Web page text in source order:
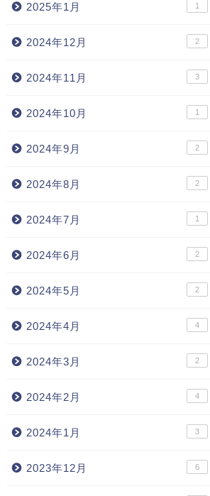
2025年1月 1
2024年12月 2
2024年11月 3
2024年10月 1
2024年9月 2
2024年8月 2
2024年7月 1
2024年6月 2
2024年5月 2
2024年4月 4
2024年3月 2
2024年2月 4
2024年1月 3
2023年12月 6